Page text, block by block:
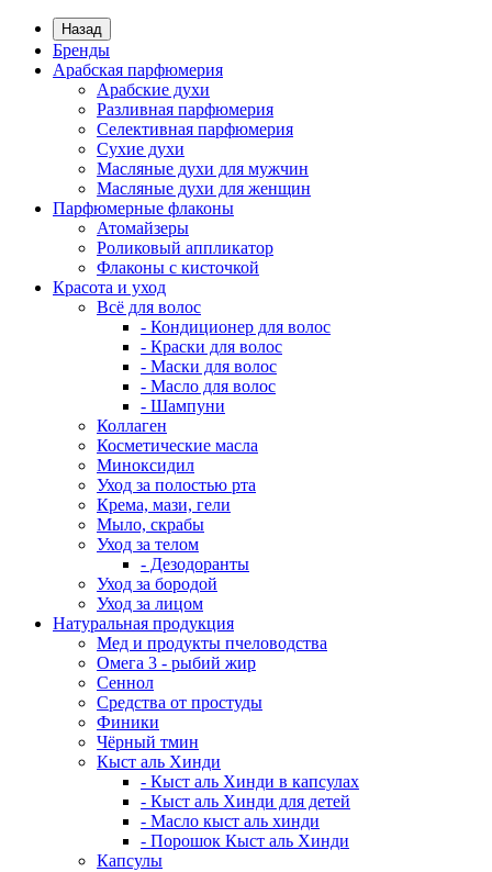
Назад
Бренды
Арабская парфюмерия
Арабские духи
Разливная парфюмерия
Селективная парфюмерия
Сухие духи
Масляные духи для мужчин
Масляные духи для женщин
Парфюмерные флаконы
Атомайзеры
Роликовый аппликатор
Флаконы с кисточкой
Красота и уход
Всё для волос
- Кондиционер для волос
- Краски для волос
- Маски для волос
- Масло для волос
- Шампуни
Коллаген
Косметические масла
Миноксидил
Уход за полостью рта
Крема, мази, гели
Мыло, скрабы
Уход за телом
- Дезодоранты
Уход за бородой
Уход за лицом
Натуральная продукция
Мед и продукты пчеловодства
Омега 3 - рыбий жир
Сеннол
Средства от простуды
Финики
Чёрный тмин
Кыст аль Хинди
- Кыст аль Хинди в капсулах
- Кыст аль Хинди для детей
- Масло кыст аль хинди
- Порошок Кыст аль Хинди
Капсулы